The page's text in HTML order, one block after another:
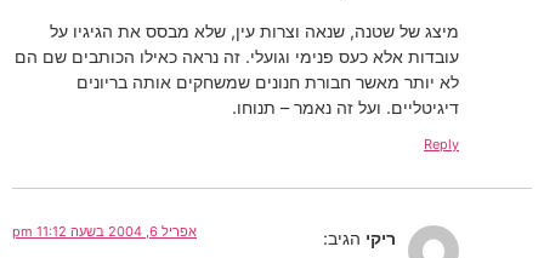
מיצג של שטנה, שנאה וצרות עין, שלא מבסס את הגיגיו על
עובדות אלא כעס פנימי וגועלי. זה נראה כאילו הכותבים שם הם
לא יותר מאשר חבורת חנונים שמשחקים אותה בריונים
דיגיטליים. ועל זה נאמר – תנוחו.
Reply
ריקי הגיב: אפריל 6, 2004 בשעה 11:12 pm